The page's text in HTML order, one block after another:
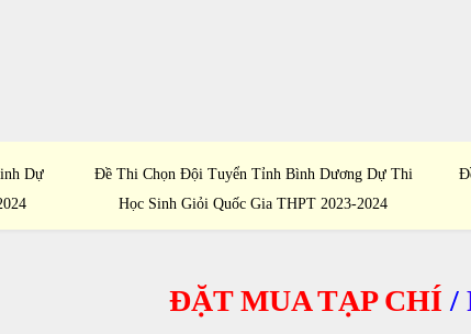
Dự
Đề Thi Chọn Đội Tuyển Tỉnh Bình Dương Dự Thi
Học Sinh Giỏi Quốc Gia THPT 2023-2024
ĐẶT MUA TẠP CHÍ/